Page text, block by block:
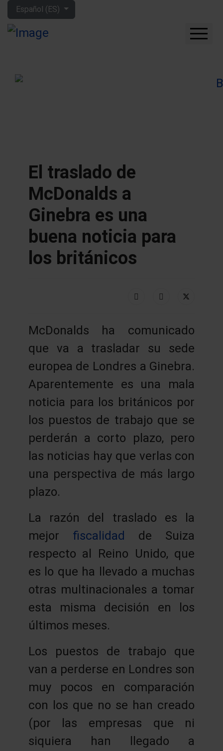
Seleccione su idioma
Español (ES)
APRENDE MÁS
El traslado de
McDonalds a
Ginebra es una
buena noticia para
los británicos
McDonalds ha comunicado
que va a trasladar su sede
europea de Londres a Ginebra.
Aparentemente es una mala
noticia para los británicos por
los puestos de trabajo que se
perderán a corto plazo, pero
las noticias hay que verlas con
una perspectiva de más largo
plazo.
La razón del traslado es la
mejor fiscalidad de Suiza
respecto al Reino Unido, que
es lo que ha llevado a muchas
otras multinacionales a tomar
esta misma decisión en los
últimos meses.
Los puestos de trabajo que
van a perderse en Londres son
muy pocos en comparación
con los que no se han creado
(por las empresas que ni
siquiera han llegado a